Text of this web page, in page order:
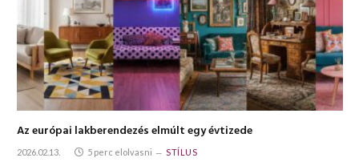
Az európai lakberendezés elmúlt egy évtizede
2026.02.13. 5 perc elolvasni STÍLUS